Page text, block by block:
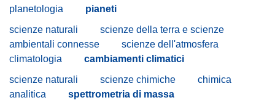
planetologia
pianeti
scienze naturali
scienze della terra e scienze
ambientali connesse
scienze dell'atmosfera
climatologia
cambiamenti climatici
scienze naturali
scienze chimiche
chimica
analitica
spettrometria di massa